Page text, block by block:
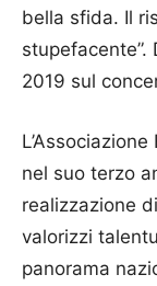
bella sfida. Il
stupefacente”.
2019 sul
nel suo terzo
realizzazione
valorizzi
panorama